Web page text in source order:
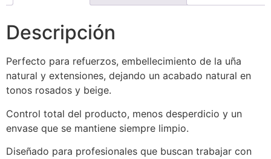
Descripción
Perfecto para refuerzos, embellecimiento de la uña
natural y extensiones, dejando un acabado natural en
tonos rosados y beige.
Control total del producto, menos desperdicio y un
envase que se mantiene siempre limpio.
Diseñado para profesionales que buscan trabajar con